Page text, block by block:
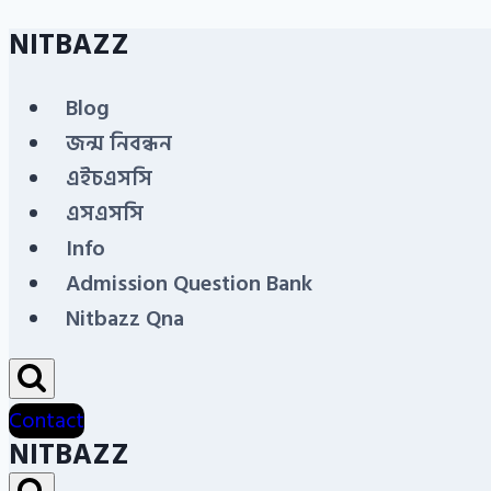
Skip
content
NITBAZZ
Blog
জন্ম নিবন্ধন
এইচএসসি
এসএসসি
Info
Admission Question Bank
Nitbazz Qna
Contact
NITBAZZ